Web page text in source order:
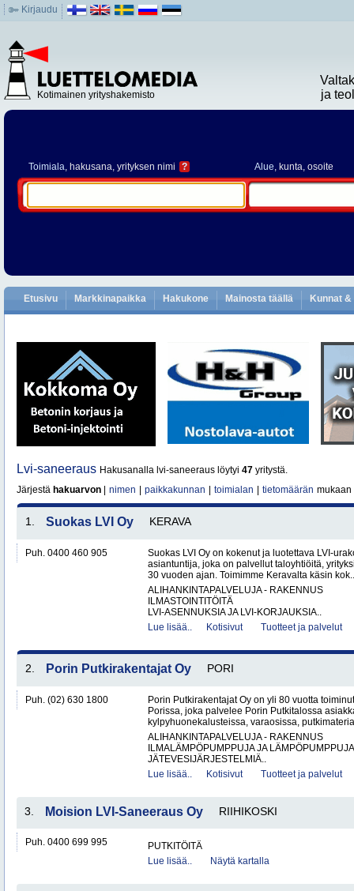
Kirjaudu
Kotimainen yrityshakemisto
ja
Toimiala, hakusana, yrityksen nimi ? Alue, kunta, osoite
Etusivu Markkinapaikka Hakukone Mainosta täällä Kunnat
Lvi-saneeraus Hakusanalla lvi-saneeraus löytyi 47 yritystä.
Järjestä hakuarvon nimen paikkakunnan toimialan tietomäärän mukaan
1. Suokas LVI Oy KERAVA
Puh. 0400 460 905
Suokas LVI Oy on kokenut ja luotettava LVI-
asiantuntija, joka on palvellut taloyhtiöitä,
30 vuoden ajan. Toimimme Keravalta käsin kok..
ALIHANKINTAPALVELUJA - RAKENNUS
ILMASTOINTITÖITÄ
LVI-ASENNUKSIA JA LVI-KORJAUKSIA..
Lue lisää..
Kotisivut Tuotteet ja palvelut
2. Porin Putkirakentajat Oy PORI
Puh. (02) 630 1800
Porin Putkirakentajat Oy on yli 80 vuotta
Porissa, joka palvelee Porin Putkitalossa
kylpyhuonekalusteissa, varaosissa,
ALIHANKINTAPALVELUJA - RAKENNUS
ILMALÄMPÖPUMPPUJA JA LÄMPÖPUMPPUJA
JÄTEVESIJÄRJESTELMIÄ..
Lue lisää..
Kotisivut Tuotteet ja palvelut
3. Moision LVI-Saneeraus Oy RIIHIKOSKI
Puh. 0400 699 995
PUTKITÖITÄ
Lue lisää..
Näytä kartalla